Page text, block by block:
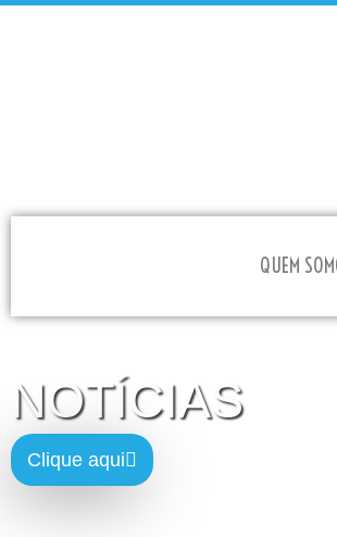
QUEM
NOTÍCIAS
Clique aqui